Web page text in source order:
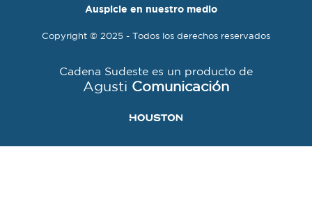
Auspicie en nuestro medio
Copyright © 2025 - Todos los derechos reservados
Cadena Sudeste es un producto de
Agusti Comunicación